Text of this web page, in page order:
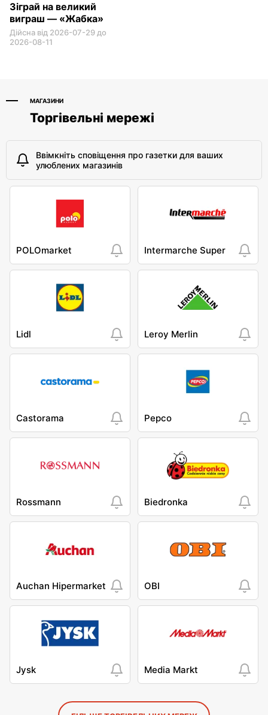
Зіграй на великий
виграш — «Жабка»
Дійсна від 2026-07-29 до
2026-08-11
МАГАЗИНИ
Торгівельні мережі
Ввімкніть сповіщення про газетки для ваших
улюблених магазинів
POLOmarket Intermarche Super
Lidl Leroy Merlin
Castorama Pepco
Rossmann Biedronka
Auchan Hipermarket OBI
Jysk Media Markt